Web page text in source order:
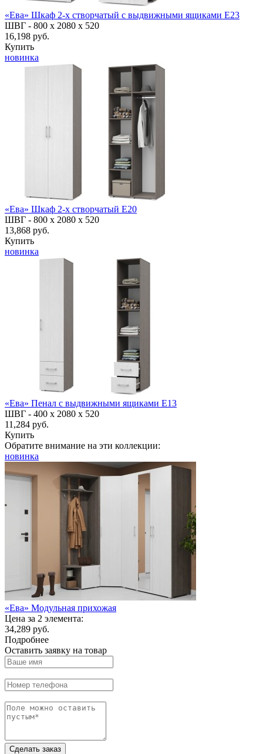
«Ева» Шкаф 2-х створчатый с выдвижными ящиками Е23
ШВГ - 800 х 2080 х 520
16,198 руб.
Купить
новинка
«Ева» Шкаф 2-х створчатый Е20
ШВГ - 800 х 2080 х 520
13,868 руб.
Купить
новинка
«Ева» Пенал с выдвижными ящиками Е13
ШВГ - 400 х 2080 х 520
11,284 руб.
Купить
Обратите внимание на эти коллекции:
новинка
«Ева» Модульная прихожая
Цена за 2 элемента:
34,289 руб.
Подробнее
Оставить заявку на товар
Сделать заказ